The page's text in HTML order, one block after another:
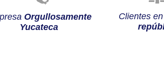
Orgullosamente
Yucateca
Clientes